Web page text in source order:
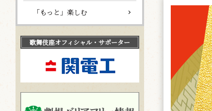
「もっと」楽しむ
歌舞伎座オフィシャル・サポーター